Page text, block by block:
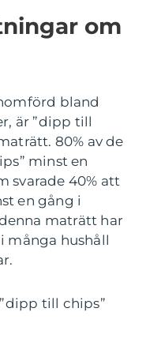
om
bland
är ”dipp till
80% av de
minst en
svarade 40% att
en gång i
maträtt har
hushåll
till chips”